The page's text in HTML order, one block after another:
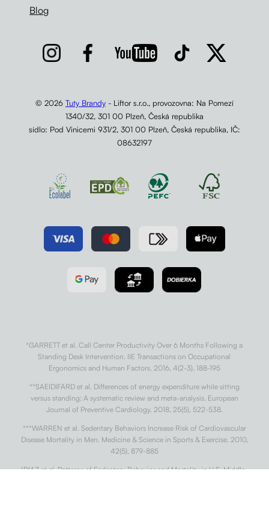
Blog
© 2026 Tuty Brandy- Liftor s.r.o., provozovna: Na Pomezí
1340/32, 301 00 Plzeň, Česká republika
sídlo: Pod Vinicemi 931/2, 301 00 Plzeň, Česká republika, IČ:
08632197
*GARRETT et al. Call Center Productivity Over 6 Months Following a
Standing Desk Intervention. IIE Transactions on Occupational
Ergonomics and Human Factors. 2016, 4(2-3), 188-195
**SAEIDIFARD et al. Differences of energy expenditure while sitting
versus standing: A systematic review and meta-analysis. European
Journal of Preventive Cardiology. 2018, 25(5), 522-538.
***WARREN et al. Sedentary Behaviors Increase Risk of Cardiovascular
Disease Mortality in Men. Medicine & Science in Sports & Exercise. 2010,
42(5), 879-885
†DIAZ et al. Patterns of Sedentary Behavior and Mortality in U.S. Middle-